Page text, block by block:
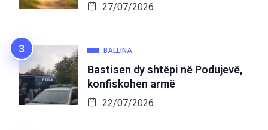
27/07/2026
BALLINA
Bastisen dy shtëpi në Podujevë,
konfiskohen armë
22/07/2026